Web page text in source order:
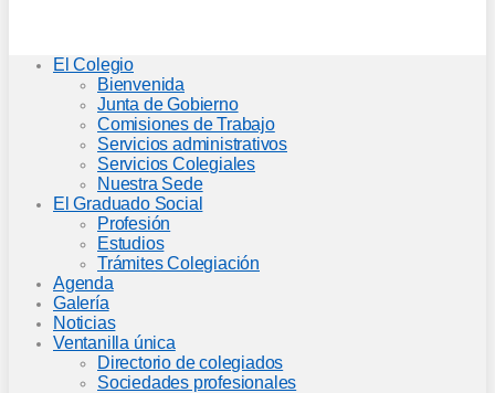
El Colegio
Bienvenida
Junta de Gobierno
Comisiones de Trabajo
Servicios administrativos
Servicios Colegiales
Nuestra Sede
El Graduado Social
Profesión
Estudios
Trámites Colegiación
Agenda
Galería
Noticias
Ventanilla única
Directorio de colegiados
Sociedades profesionales